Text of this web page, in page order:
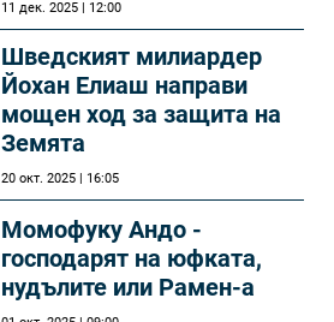
11 дек. 2025 | 12:00
Шведският милиардер
Йохан Елиаш направи
мощен ход за защита на
Земята
20 окт. 2025 | 16:05
Момофуку Андо -
господарят на юфката,
нудълите или Рамен-а